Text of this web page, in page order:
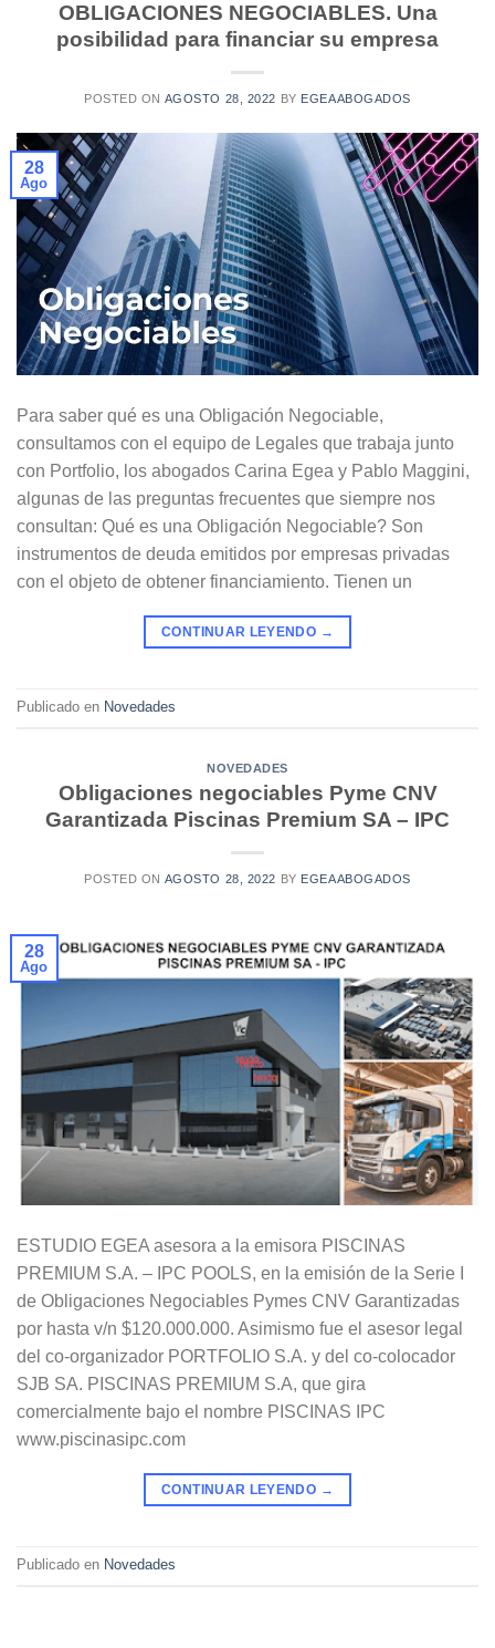
OBLIGACIONES NEGOCIABLES. Una
posibilidad para financiar su empresa
POSTED ON AGOSTO 28, 2022 BY EGEAABOGADOS
28
Ago
Para saber qué es una Obligación Negociable,
consultamos con el equipo de Legales que trabaja junto
con Portfolio, los abogados Carina Egea y Pablo Maggini,
algunas de las preguntas frecuentes que siempre nos
consultan: Qué es una Obligación Negociable? Son
instrumentos de deuda emitidos por empresas privadas
con el objeto de obtener financiamiento. Tienen un
CONTINUAR LEYENDO →
Publicado en Novedades
NOVEDADES
Obligaciones negociables Pyme CNV
Garantizada Piscinas Premium SA – IPC
POSTED ON AGOSTO 28, 2022 BY EGEAABOGADOS
28
Ago
ESTUDIO EGEA asesora a la emisora PISCINAS
PREMIUM S.A. – IPC POOLS, en la emisión de la Serie I
de Obligaciones Negociables Pymes CNV Garantizadas
por hasta v/n $120.000.000. Asimismo fue el asesor legal
del co-organizador PORTFOLIO S.A. y del co-colocador
SJB SA. PISCINAS PREMIUM S.A, que gira
comercialmente bajo el nombre PISCINAS IPC
www.piscinasipc.com
CONTINUAR LEYENDO →
Publicado en Novedades